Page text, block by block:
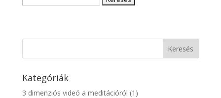
magyar)
Kategóriák
3 dimenziós videó a meditációról (1)